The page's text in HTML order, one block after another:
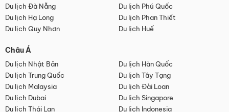
Du lịch Đà Nẵng
Du lịch Phú Quốc
Du lịch Hạ Long
Du lịch Phan Thiết
Du lịch Quy Nhơn
Du lịch Huế
Châu Á
Du lịch Nhật Bản
Du lịch Hàn Quốc
Du lịch Trung Quốc
Du lịch Tây Tạng
Du lịch Malaysia
Du lịch Đài Loan
Du lịch Dubai
Du lịch Singapore
Du lịch Thái Lan
Du lịch Indonesia